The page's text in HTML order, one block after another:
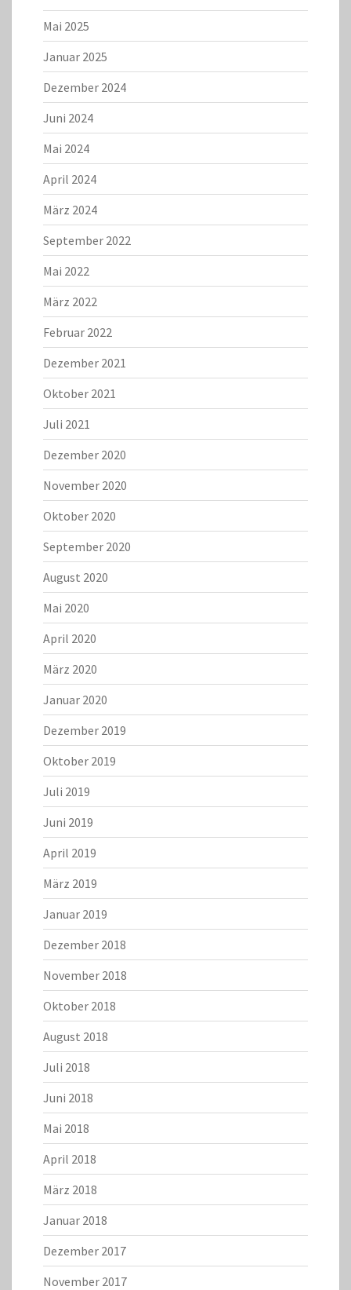
Mai 2025
Januar 2025
Dezember 2024
Juni 2024
Mai 2024
April 2024
März 2024
September 2022
Mai 2022
März 2022
Februar 2022
Dezember 2021
Oktober 2021
Juli 2021
Dezember 2020
November 2020
Oktober 2020
September 2020
August 2020
Mai 2020
April 2020
März 2020
Januar 2020
Dezember 2019
Oktober 2019
Juli 2019
Juni 2019
April 2019
März 2019
Januar 2019
Dezember 2018
November 2018
Oktober 2018
August 2018
Juli 2018
Juni 2018
Mai 2018
April 2018
März 2018
Januar 2018
Dezember 2017
November 2017